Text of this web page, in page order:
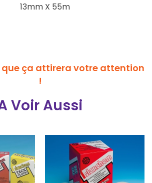
13mm X 55m
ça attirera votre attention
!
Voir Aussi